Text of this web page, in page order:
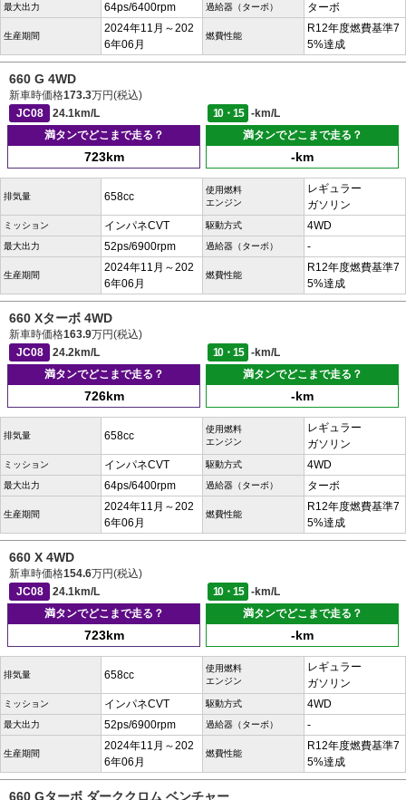
最大出力 64ps/6400rpm 過給器（ターボ） ターボ
生産期間
2024年11月～202
6年06月
燃費性能
R12年度燃費基準7
5%達成
660 G 4WD
新車時価格173.3万円(税込)
JC08
24.1km/L 10・15
-km/L
満タンでどこまで走る？
723km
満タンでどこまで走る？
-km
排気量 658cc
使用燃料
エンジン
レギュラー
ガソリン
ミッション インパネCVT 駆動方式 4WD
最大出力 52ps/6900rpm 過給器（ターボ） -
生産期間
2024年11月～202
6年06月
燃費性能
R12年度燃費基準7
5%達成
660 Xターボ 4WD
新車時価格163.9万円(税込)
JC08
24.2km/L 10・15
-km/L
満タンでどこまで走る？
726km
満タンでどこまで走る？
-km
排気量 658cc
使用燃料
エンジン
レギュラー
ガソリン
ミッション インパネCVT 駆動方式 4WD
最大出力 64ps/6400rpm 過給器（ターボ） ターボ
生産期間
2024年11月～202
6年06月
燃費性能
R12年度燃費基準7
5%達成
660 X 4WD
新車時価格154.6万円(税込)
JC08
24.1km/L 10・15
-km/L
満タンでどこまで走る？
723km
満タンでどこまで走る？
-km
排気量 658cc
使用燃料
エンジン
レギュラー
ガソリン
ミッション インパネCVT 駆動方式 4WD
最大出力 52ps/6900rpm 過給器（ターボ） -
生産期間
2024年11月～202
6年06月
燃費性能
R12年度燃費基準7
5%達成
660 Gターボ ダーククロム ベンチャー